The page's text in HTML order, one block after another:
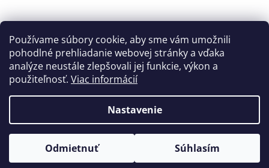
Používame súbory cookie, aby sme vám umožnili
pohodlné prehliadanie webovej stránky a vďaka
analýze neustále zlepšovali jej funkcie, výkon a
použiteľnosť. Viac informácií
Nastavenie
Odmietnuť Súhlasím
Vytvoril Shoptet
Copyright 2026FAMU.sk . Všetky práva vyhradené.